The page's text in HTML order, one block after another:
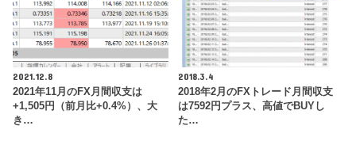
2021.12.8
2021年11月のFX月間収支は
+1,505円（前月比+0.4%）、大
き…
2018.3.4
2018年2月のFXトレード月間収支
は7592円プラス、高値でBUYし
た…